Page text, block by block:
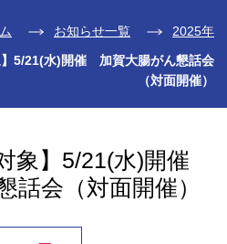
お知らせ一覧
2025年
】5/21(水)開催 加賀大腸がん懇話会
（対面開催）
象】5/21(水)開催
話会（対面開催）